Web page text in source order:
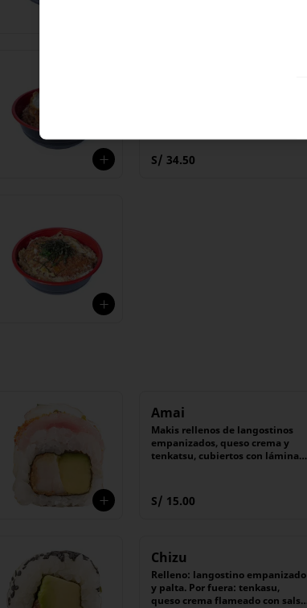
S/ 34.50
Amai
Makis rellenos de langostinos
empanizados, queso crema y
tenkatsu, cubiertos con láminas
Acompañado de salsa Tare
(dulce).
S/ 15.00
Chizu
Relleno: langostino empanizado
y palta. Por fuera: tenkasu,
queso crema flameado con salsa